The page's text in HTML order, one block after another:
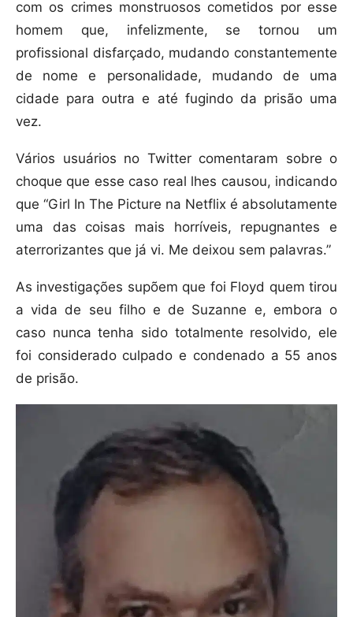
com os crimes monstruosos cometidos por esse
homem que, infelizmente, se tornou um
profissional disfarçado, mudando constantemente
de nome e personalidade, mudando de uma
cidade para outra e até fugindo da prisão uma
vez.
Vários usuários no Twitter comentaram sobre o
choque que esse caso real lhes causou, indicando
que “Girl In The Picture na Netflix é absolutamente
uma das coisas mais horríveis, repugnantes e
aterrorizantes que já vi. Me deixou sem palavras.”
As investigações supõem que foi Floyd quem tirou
a vida de seu filho e de Suzanne e, embora o
caso nunca tenha sido totalmente resolvido, ele
foi considerado culpado e condenado a 55 anos
de prisão.